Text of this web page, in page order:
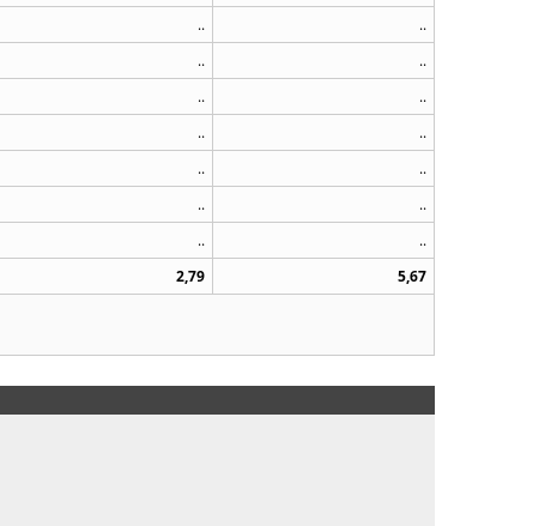
..
..
..
..
..
..
..
..
..
..
..
..
..
..
2,79
5,67